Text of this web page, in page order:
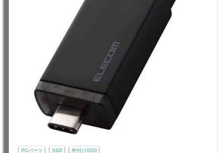
PCパーツ SSD 外付けSSD